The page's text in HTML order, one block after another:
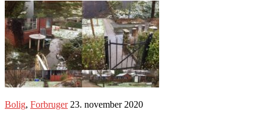
Bolig, Forbruger 23. november 2020